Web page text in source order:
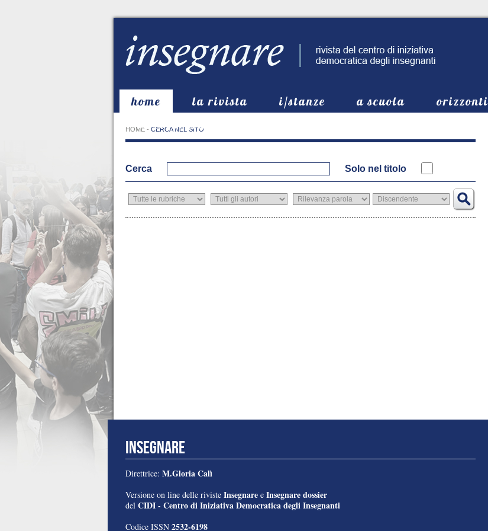
home la rivista i/stanze a scuola orizzonti
in evidenza
HOME - CERCA NEL SITO
Cerca Solo nel titolo
INSEGNARE
Direttrice: M.Gloria Calì
Versione on line delle riviste Insegnare e Insegnare dossier
del CIDI - Centro di Iniziativa Democratica degli Insegnanti
Codice ISSN 2532-6198